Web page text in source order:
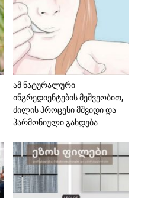
ამ ნატურალური
ინგრედიენტების მეშვეობით,
ძილის პროცესი მშვიდი და
ჰარმონიული გახდება